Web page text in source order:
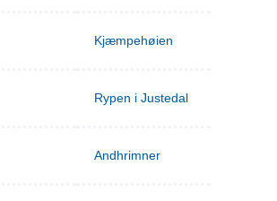
Kjæmpehøien
Rypen i Justedal
Andhrimner